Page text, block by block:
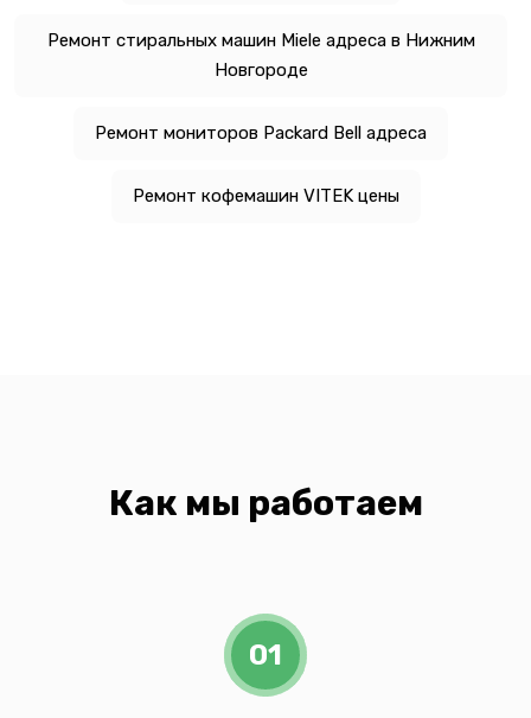
Ремонт стиральных машин Miele адреса в Нижним
Новгороде
Ремонт мониторов Packard Bell адреса
Ремонт кофемашин VITEK цены
Как мы работаем
01